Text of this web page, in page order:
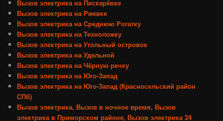
Вызов электрика на Пискарёвке
Вызов электрика на Ржевке
Вызов электрика на Среднюю Рогатку
Вызов электрика на Техноложку
Вызов электрика на Угольный островок
Вызов электрика на Удельной
Вызов электрика на Чёрную речку
Вызов электрика на Юго-Запад
Вызов электрика на Юго-Запад (Красносельский район
СПб)
Вызов электрика, Вызов в ночное время, Вызов
электрика в Приморском районе, Вызов электрика 24